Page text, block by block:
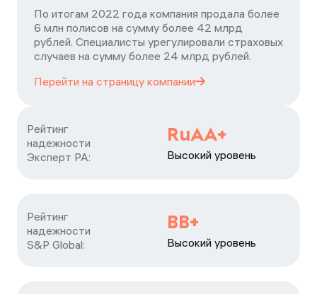
По итогам 2022 года компания продала более
6 млн полисов на сумму более 42 млрд
рублей. Специалисты урегулировали страховых
случаев на сумму более 24 млрд рублей.
Перейти на страницу компании
Рейтинг
надежности
Эксперт РА:
RuAA+
Высокий уровень
Рейтинг
надежности
S&P Global:
ВВ+
Высокий уровень